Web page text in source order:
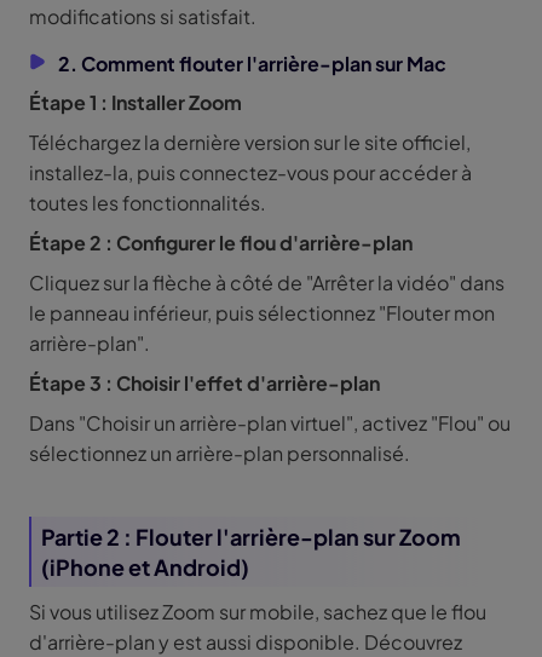
modifications si satisfait.
2. Comment flouter l'arrière-plan sur Mac
Étape 1 : Installer Zoom
Téléchargez la dernière version sur le site officiel,
installez-la, puis connectez-vous pour accéder à
toutes les fonctionnalités.
Étape 2 : Configurer le flou d'arrière-plan
Cliquez sur la flèche à côté de "Arrêter la vidéo" dans
le panneau inférieur, puis sélectionnez "Flouter mon
arrière-plan".
Étape 3 : Choisir l'effet d'arrière-plan
Dans "Choisir un arrière-plan virtuel", activez "Flou" ou
sélectionnez un arrière-plan personnalisé.
Partie 2 : Flouter l'arrière-plan sur Zoom
(iPhone et Android)
Si vous utilisez Zoom sur mobile, sachez que le flou
d'arrière-plan y est aussi disponible. Découvrez